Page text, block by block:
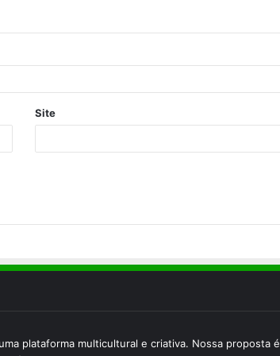
Site
plataforma multicultural e criativa. Nossa proposta é